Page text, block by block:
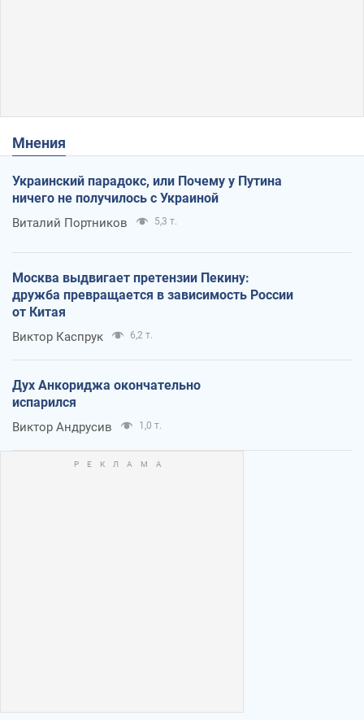
Мнения
Украинский парадокс, или Почему у Путина
ничего не получилось с Украиной
Виталий Портников 5,3 т.
Москва выдвигает претензии Пекину:
дружба превращается в зависимость России
от Китая
Виктор Каспрук 6,2 т.
Дух Анкориджа окончательно
испарился
Виктор Андрусив 1,0 т.